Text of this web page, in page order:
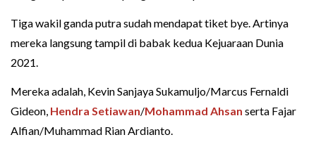
Tiga wakil ganda putra sudah mendapat tiket bye. Artinya
mereka langsung tampil di babak kedua Kejuaraan Dunia
2021.
Mereka adalah, Kevin Sanjaya Sukamuljo/Marcus Fernaldi
Gideon, Hendra Setiawan/Mohammad Ahsan serta Fajar
Alfian/Muhammad Rian Ardianto.